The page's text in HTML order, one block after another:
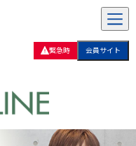
緊急時 会員サイト